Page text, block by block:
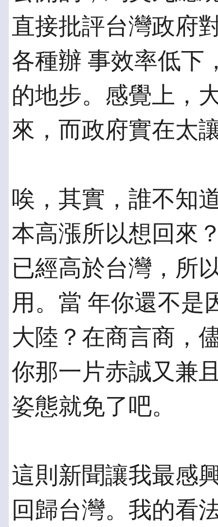
直接批評台灣政府
各種辦 事效率低下
的地步。感覺上，
來，而政府實在太
唉，其實，誰不知
本高漲所以想回來
已經高於台灣，所
用。當 年你還不是
大陸？在商言商，
你那一片赤誠又兼
姿態就免了吧。
這則新聞讓我最感
回歸台灣。我的看